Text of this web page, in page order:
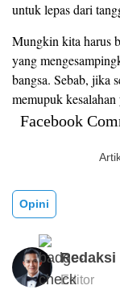
untuk lepas dari
Mungkin kita harus
yang
bangsa. Sebab, jika
memupuk
Facebook
Opini
Redaksi
Editor